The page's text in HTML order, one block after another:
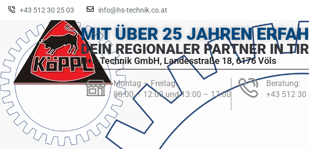
+43 512 30 25 03 info@hs-technik.co.at
MIT ÜBER 25 JAHREN
DEIN REGIONALER PARTNER IN
H+S Technik GmbH, Landesstraße 18, 6176 Völs
Montag – Freitag:
08:00 – 12:00 und 13:00 – 17:00
Beratung:
+43 512 30